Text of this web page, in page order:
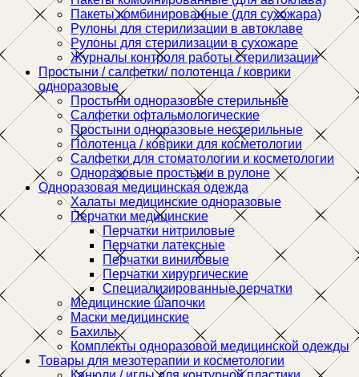
Пакеты комбинированные (для сухожара)
Рулоны для стерилизации в автоклаве
Рулоны для стерилизации в сухожаре
Журналы контроля работы стерилизации
Простыни / салфетки/ полотенца / коврики
одноразовые
Простыни одноразовые стерильные
Салфетки офтальмологические
Простыни одноразовые нестерильные
Полотенца / коврики для косметологии
Салфетки для стоматологии и косметологии
Одноразовые простыни в рулоне
Одноразовая медицинская одежда
Халаты медицинские одноразовые
Перчатки медицинские
Перчатки нитриловые
Перчатки латексные
Перчатки виниловые
Перчатки хирургические
Специализированные перчатки
Медицинские шапочки
Маски медицинские
Бахилы
Комплекты одноразовой медицинской одежды
Товары для мезотерапии и косметологии